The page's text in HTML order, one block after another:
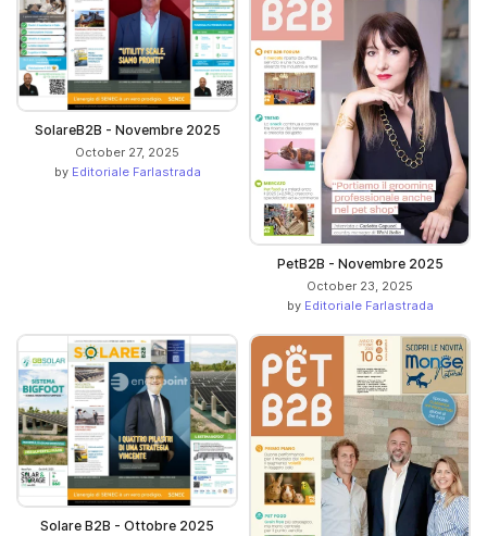
SolareB2B - Novembre 2025
October 27, 2025
by Editoriale Farlastrada
PetB2B - Novembre 2025
October 23, 2025
by Editoriale Farlastrada
Solare B2B - Ottobre 2025